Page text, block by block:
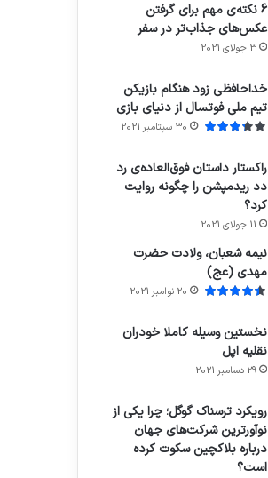
6 نکته‌ی مهم برای گرفتن
عکس‌های جذاب‌تر در سفر
3 جولای 2021
خداحافظی زود هنگام بازیکن
تیم ملی فوتسال از دنیای بازی
30 سپتامبر 2021
راکستار داستان فوق‌العاده‌ی رد
دد ریدمپشن را چگونه روایت
کرد؟
11 جولای 2021
نیمه شعبان، ولادت حضرت
مهدی (عج)
20 نوامبر 2021
نخستین وسیله کاملا خودران
نقلیه اپل
29 دسامبر 2021
رویکرد ترسناک گوگل؛ چرا یکی از
نوآورترین شرکت‌های جهان
درباره بلاکچین سکوت کرده
است؟